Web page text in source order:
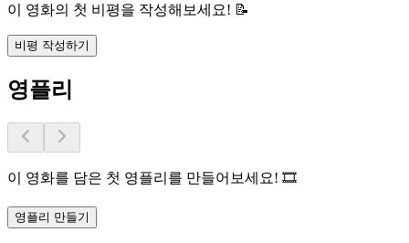
이 영화의 첫 비평을 작성해보세요! 📝
비평 작성하기
영플리
이 영화를 담은 첫 영플리를 만들어보세요! 🎞️
영플리 만들기